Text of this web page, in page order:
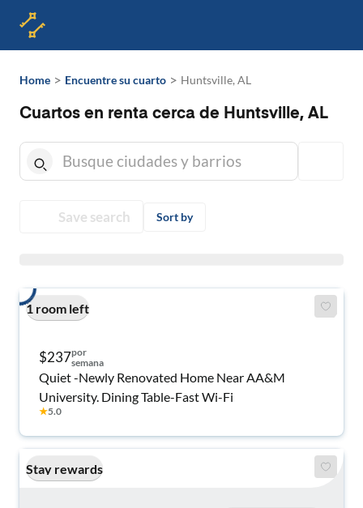
Home > Encuentre su cuarto > Huntsville, AL
Cuartos en renta cerca de Huntsville, AL
Save search Sort by
1 room left
$237por
semana
Quiet -Newly Renovated Home Near AA&M
University. Dining Table-Fast Wi-Fi
★5.0
Stay rewards